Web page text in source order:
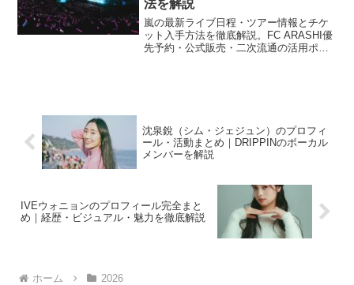
法を解説
嵐の最新ライブ日程・ツアー情報とチケ
ット入手方法を徹底解説。FC ARASHI優
先予約・公式販売・二次流通の活用ポイ
沈泉銳（シム・ジェジュン）のプロフィ
ール・活動まとめ｜DRIPPINのボーカル
メンバーを解説
IVEウォニョンのプロフィール完全まと
め｜経歴・ビジュアル・魅力を徹底解説
ホーム 2026